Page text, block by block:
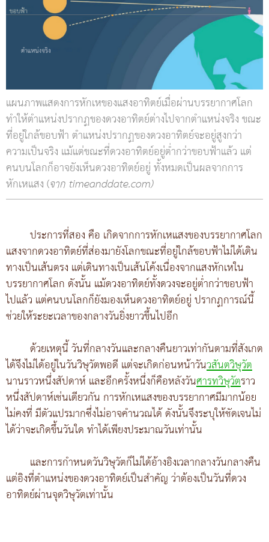
แผนภาพแสดงการหักเหของแสงอาทิตย์เมื่อผ่านบรรยากาศโลก
ทำให้ตำแหน่งปรากฏของดวงอาทิตย์ต่างไปจากตำแหน่งจริง ขณะ
ที่อยู่ใกล้ขอบฟ้า ตำแหน่งปรากฏของดวงอาทิตย์จะอยู่สูงกว่า
ความเป็นจริง แม้แต่ขณะที่ดวงอาทิตย์อยู่ต่ำกว่าขอบฟ้าแล้ว แต่
คนบนโลกก็อาจยังเห็นดวงอาทิตย์อยู่ ทั้งหมดเป็นผลจากการ
หักเหแสง (จาก timeanddate.com)
ประการที่สอง คือ เกิดจากการหักเหแสงของบรรยากาศโลก
แสงจากดวงอาทิตย์ที่ส่องมายังโลกขณะที่อยู่ใกล้ขอบฟ้าไม่ได้เดิน
ทางเป็นเส้นตรง แต่เดินทางเป็นเส้นโค้งเนื่องจากแสงหักเหใน
บรรยากาศโลก ดังนั้น แม้ดวงอาทิตย์ทั้งดวงจะอยู่ต่ำกว่าขอบฟ้า
ไปแล้ว แต่คนบนโลกก็ยังมองเห็นดวงอาทิตย์อยู่ ปรากฏการณ์นี้
ช่วยให้ระยะเวลาของกลางวันยิ่งยาวขึ้นไปอีก
ด้วยเหตุนี้ วันที่กลางวันและกลางคืนยาวเท่ากันตามที่สังเกต
ได้จึงไม่ได้อยู่ในวันวิษุวัตพอดี แต่จะเกิดก่อนหน้าวันวสันตวิษุวัต
นานราวหนึ่งสัปดาห์ และอีกครั้งหนึ่งก็คือหลังวันศารทวิษุวัตราว
หนึ่งสัปดาห์เช่นเดียวกัน การหักเหแสงของบรรยากาศมีมากน้อย
ไม่คงที่ มีตัวแปรมากซึ่งไม่อาจคำนวณได้ ดังนั้นจึงระบุให้ชัดเจนไม่
ได้ว่าจะเกิดขึ้นวันใด ทำได้เพียงประมาณวันเท่านั้น
และการกำหนดวันวิษุวัตก็ไม่ได้อ้างอิงเวลากลางวันกลางคืน
แต่อิงที่ตำแหน่งของดวงอาทิตย์เป็นสำคัญ ว่าต้องเป็นวันที่ดวง
อาทิตย์ผ่านจุดวิษุวัตเท่านั้น